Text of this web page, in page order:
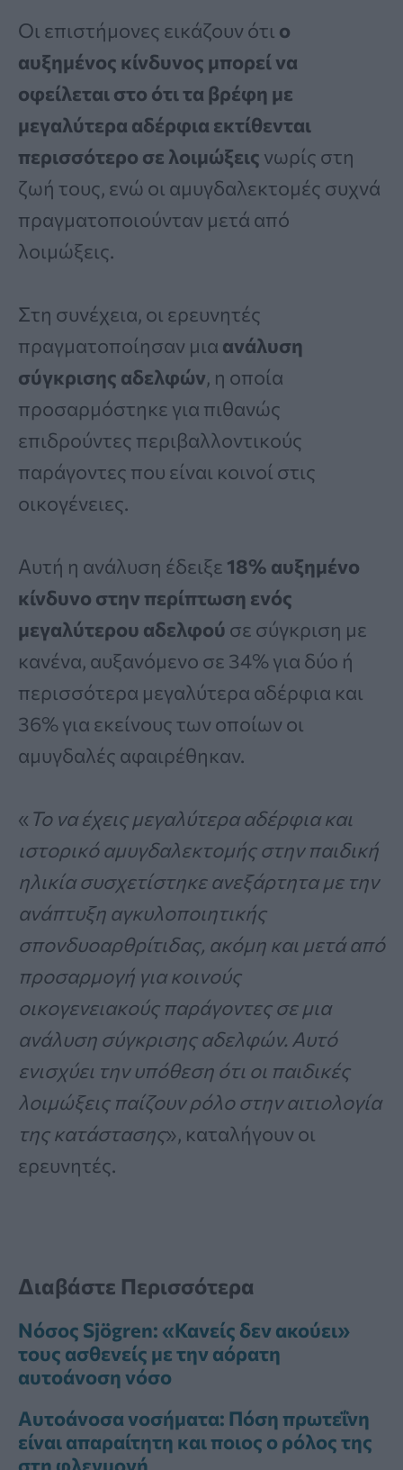
Οι επιστήμονες εικάζουν ότι ο
αυξημένος κίνδυνος μπορεί να
οφείλεται στο ότι τα βρέφη με
μεγαλύτερα αδέρφια εκτίθενται
περισσότερο σε λοιμώξεις νωρίς στη
ζωή τους, ενώ οι αμυγδαλεκτομές συχνά
πραγματοποιούνταν μετά από
λοιμώξεις.
Στη συνέχεια, οι ερευνητές
πραγματοποίησαν μια ανάλυση
σύγκρισης αδελφών, η οποία
προσαρμόστηκε για πιθανώς
επιδρούντες περιβαλλοντικούς
παράγοντες που είναι κοινοί στις
οικογένειες.
Αυτή η ανάλυση έδειξε 18% αυξημένο
κίνδυνο στην περίπτωση ενός
μεγαλύτερου αδελφού σε σύγκριση με
κανένα, αυξανόμενο σε 34% για δύο ή
περισσότερα μεγαλύτερα αδέρφια και
36% για εκείνους των οποίων οι
αμυγδαλές αφαιρέθηκαν.
« Το να έχεις μεγαλύτερα αδέρφια και
ιστορικό αμυγδαλεκτομής στην παιδική
ηλικία συσχετίστηκε ανεξάρτητα με την
ανάπτυξη αγκυλοποιητικής
σπονδυοαρθρίτιδας, ακόμη και μετά από
προσαρμογή για κοινούς
οικογενειακούς παράγοντες σε μια
ανάλυση σύγκρισης αδελφών. Αυτό
ενισχύει την υπόθεση ότι οι παιδικές
λοιμώξεις παίζουν ρόλο στην αιτιολογία
της κατάστασης», καταλήγουν οι
ερευνητές.
Διαβάστε Περισσότερα
Νόσος Sjögren: «Κανείς δεν ακούει»
τους ασθενείς με την αόρατη
αυτοάνοση νόσο
Αυτοάνοσα νοσήματα: Πόση πρωτεΐνη
είναι απαραίτητη και ποιος ο ρόλος της